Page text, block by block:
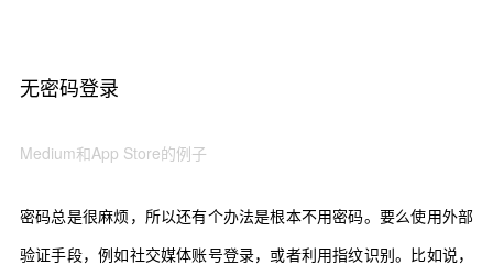
无密码登录
Medium和App Store的例子
密码总是很麻烦，所以还有个办法是根本不用密码。要么使用外部
验证手段，例如社交媒体账号登录，或者利用指纹识别。比如说，